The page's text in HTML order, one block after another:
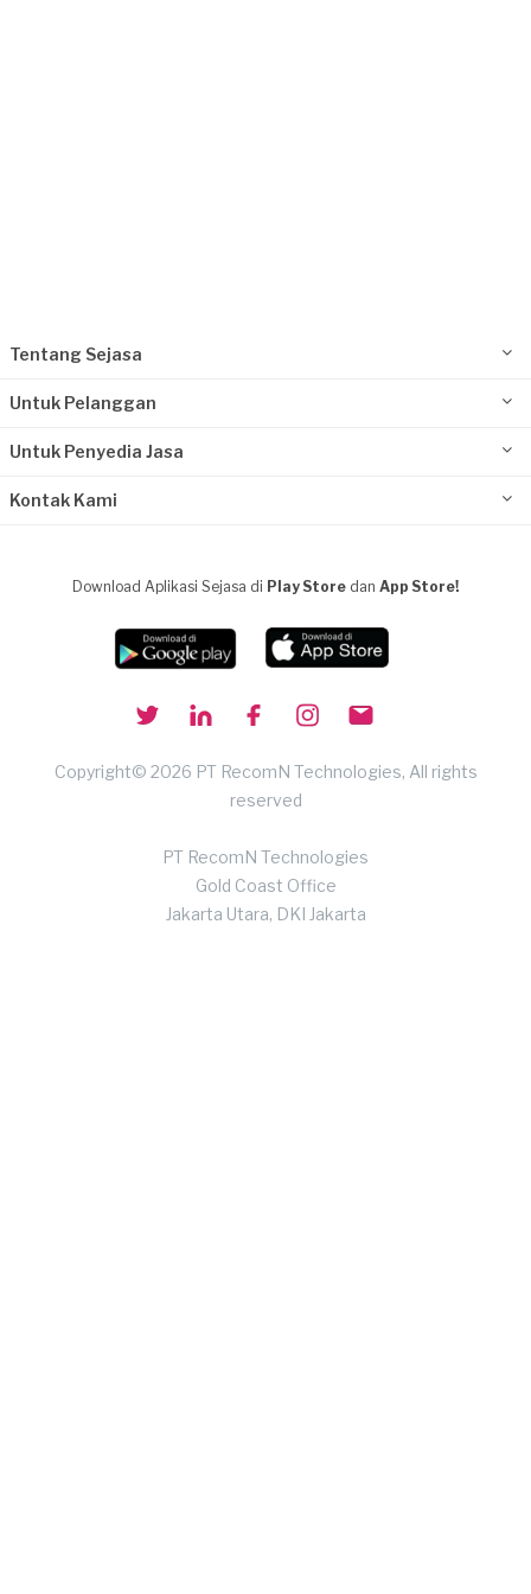
Tentang Sejasa
Untuk Pelanggan
Untuk Penyedia Jasa
Kontak Kami
Download Aplikasi Sejasa di Play Store dan App Store!
Copyright© 2026 PT RecomN Technologies, All rights
reserved
PT RecomN Technologies
Gold Coast Office
Jakarta Utara, DKI Jakarta